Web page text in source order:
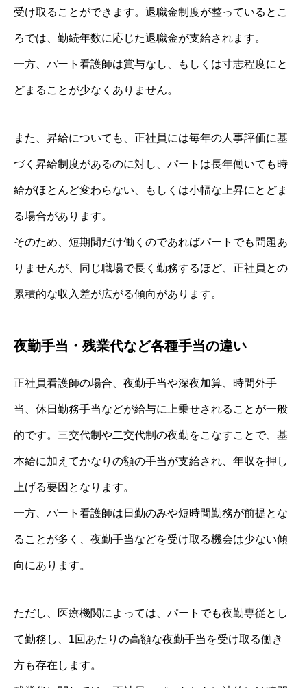
受け取ることができます。退職金制度が整っているとこ
ろでは、勤続年数に応じた退職金が支給されます。
一方、パート看護師は賞与なし、もしくは寸志程度にと
どまることが少なくありません。
また、昇給についても、正社員には毎年の人事評価に基
づく昇給制度があるのに対し、パートは長年働いても時
給がほとんど変わらない、もしくは小幅な上昇にとどま
る場合があります。
そのため、短期間だけ働くのであればパートでも問題あ
りませんが、同じ職場で長く勤務するほど、正社員との
累積的な収入差が広がる傾向があります。
夜勤手当・残業代など各種手当の違い
正社員看護師の場合、夜勤手当や深夜加算、時間外手
当、休日勤務手当などが給与に上乗せされることが一般
的です。三交代制や二交代制の夜勤をこなすことで、基
本給に加えてかなりの額の手当が支給され、年収を押し
上げる要因となります。
一方、パート看護師は日勤のみや短時間勤務が前提とな
ることが多く、夜勤手当などを受け取る機会は少ない傾
向にあります。
ただし、医療機関によっては、パートでも夜勤専従とし
て勤務し、1回あたりの高額な夜勤手当を受け取る働き
方も存在します。